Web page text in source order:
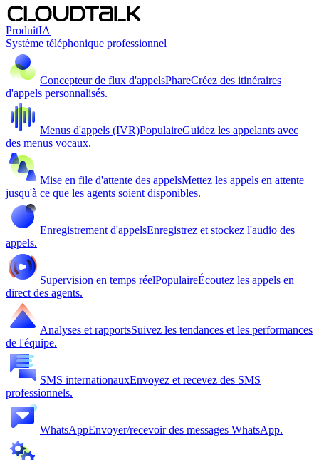
ProduitIA
Système téléphonique professionnel
Concepteur de flux d'appelsPhareCréez des itinéraires
d'appels personnalisés.
Menus d'appels (IVR)PopulaireGuidez les appelants avec
des menus vocaux.
Mise en file d'attente des appelsMettez les appels en attente
jusqu'à ce que les agents soient disponibles.
Enregistrement d'appelsEnregistrez et stockez l'audio des
appels.
Supervision en temps réelPopulaireÉcoutez les appels en
direct des agents.
Analyses et rapportsSuivez les tendances et les performances
de l'équipe.
SMS internationauxEnvoyez et recevez des SMS
professionnels.
WhatsAppEnvoyer/recevoir des messages WhatsApp.